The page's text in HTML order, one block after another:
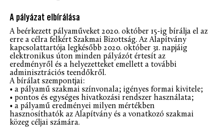
A pályázat elbírálása
A beérkezett pályaműveket 2020. október 15-ig bírálja el az
erre a célra felkért Szakmai Bizottság. Az Alapítvány
kapcsolattartója legkésőbb 2020. október 31. napjáig
elektronikus úton minden pályázót értesít az
eredményről és a helyezetteket emellett a további
adminisztrációs teendőkről.
A bírálat szempontjai:
• a pályamű szakmai színvonala; igényes formai kivitele;
• pontos és egységes hivatkozási rendszer használata;
• a pályamű eredményei milyen mértékben
hasznosíthatók az Alapítvány és a vonatkozó szakmai
közeg céljai számára.